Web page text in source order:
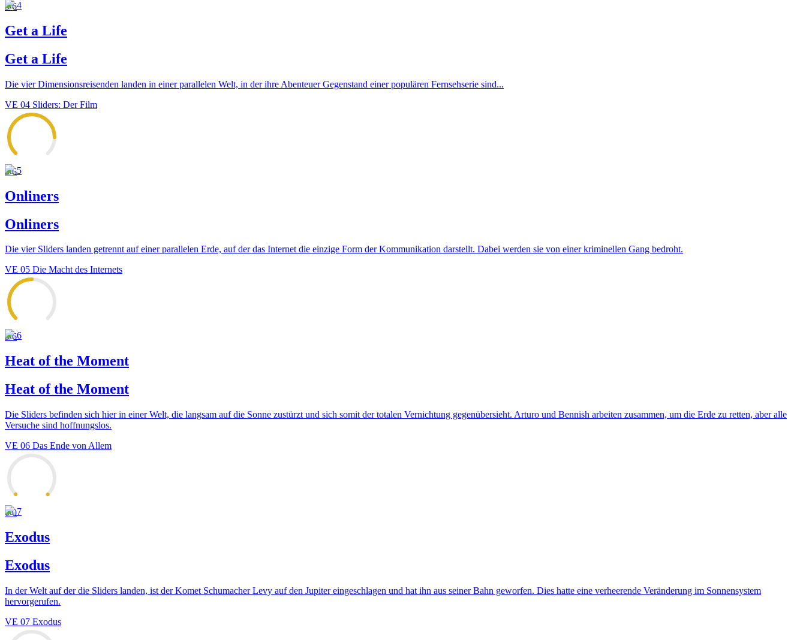
3/64
Get a Life
Get a Life
Die vier Dimensionsreisenden landen in einer parallelen Welt, in der ihre Abenteuer Gegenstand einer populären Fernsehserie sind...
VE 04 Sliders: Der Film
5/65
Onliners
Onliners
Die vier Sliders landen getrennt auf einer parallelen Erde, auf der das Internet die einzige Form der Kommunikation darstellt. Dabei werden sie von einer kriminellen Gang bedroht.
VE 05 Die Macht des Internets
3/66
Heat of the Moment
Heat of the Moment
Die Sliders befinden sich hier in einer Welt, die langsam auf die Sonne zustürzt und sich somit der totalen Vernichtung gegenübersieht. Arturo und Bennish arbeiten zusammen, um die Erde zu retten, aber alle
Versuche sind hoffnungslos.
VE 06 Das Ende von Allem
0/07
Exodus
Exodus
In der Welt auf der die Sliders landen, ist der Komet Schumacher Levy auf den Jupiter eingeschlagen und hat ihn aus seiner Bahn geworfen. Dies hatte eine verheerende Veränderung im Sonnensystem
hervorgerufen.
VE 07 Exodus